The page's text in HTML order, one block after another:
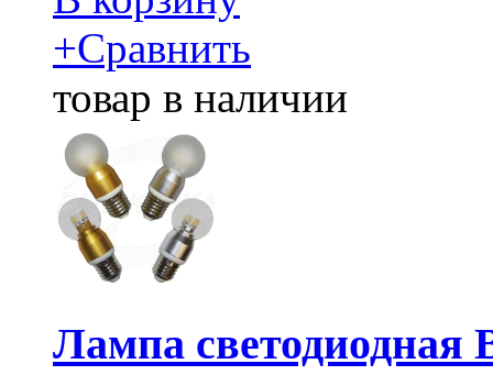
+Сравнить
товар в наличии
Лампа светодиодная